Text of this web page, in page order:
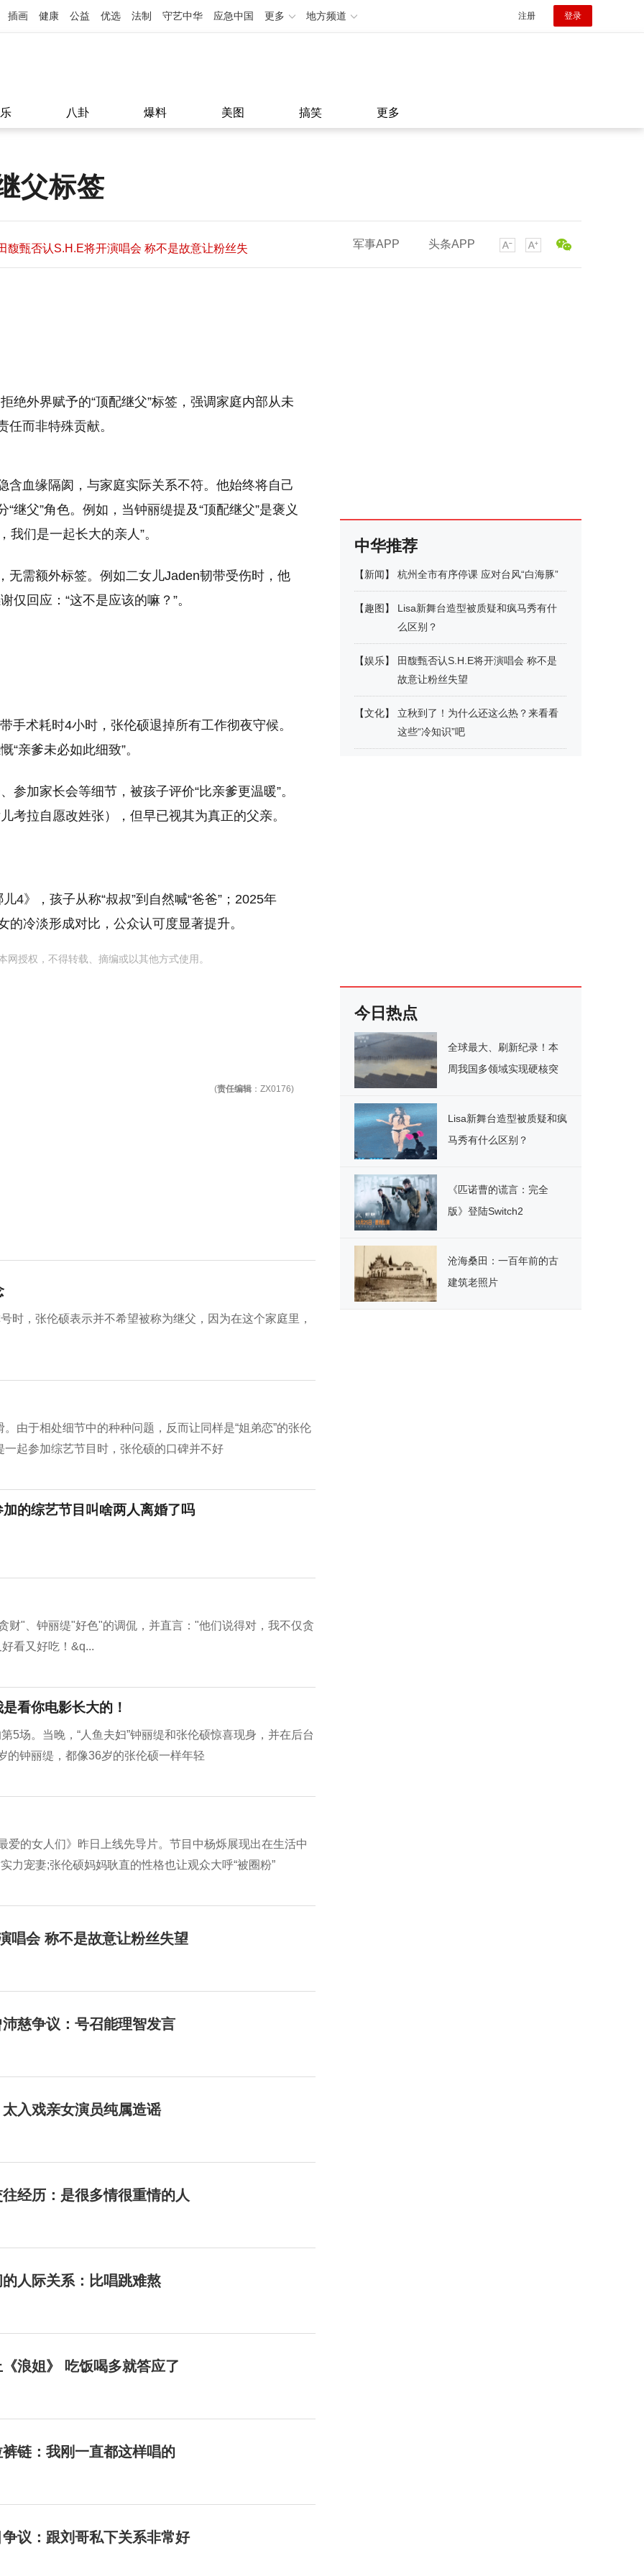
插画 健康 公益 优选 法制 守艺中华 应急中国 更多 地方频道 注册 登录
八卦 爆料 美图 搞笑 更多
父标签
馥甄否认S.H.E将开演唱会 称不是故意让粉丝失
11:08
馥甄否认S.H.E将开演唱会 称不是故意让粉丝失
军事APP 头条APP
绝外界赋予的“顶配继父”标签，强调家庭内部从未
任而非特殊贡献。
含血缘隔阂，与家庭实际关系不符。他始终将自己
继父”角色。例如，当钟丽缇提及“顶配继父”是褒义
我们是一起长大的亲人”。
无需额外标签。例如二女儿Jaden韧带受伤时，他
回应：“这不是应该的嘛？”。
手术耗时4小时，张伦硕退掉所有工作彻夜守候。
亲爹未必如此细致”。
参加家长会等细节，被孩子评价“比亲爹更温暖”。
考拉自愿改姓张），但早已视其为真正的父亲。
4》，孩子从称“叔叔”到自然喊“爸爸”；2025年
冷淡形成对比，公众认可度显著提升。
授权，不得转载、摘编或以其他方式使用。
(责任编辑 ：ZX0176)
时，张伦硕表示并不希望被称为继父，因为在这个家庭里，
由于相处细节中的种种问题，反而让同样是“姐弟恋”的张伦
起参加综艺节目时，张伦硕的口碑并不好
的综艺节目叫啥两人离婚了吗
财"、钟丽缇"好色"的调侃，并直言："他们说得对，我不仅贪
看又好吃！&q...
看你电影长大的！
5场。当晚，“人鱼夫妇”钟丽缇和张伦硕惊喜现身，并在后台
的钟丽缇，都像36岁的张伦硕一样年轻
女人们》昨日上线先导片。节目中杨烁展现出在生活中
力宠妻;张伦硕妈妈耿直的性格也让观众大呼“被圈粉”
唱会 称不是故意让粉丝失望
慈争议：号召能理智发言
入戏亲女演员纯属造谣
经历：是很多情很重情的人
人际关系：比唱跳难熬
浪姐》 吃饭喝多就答应了
链：我刚一直都这样唱的
议：跟刘哥私下关系非常好
中华推荐
【新闻】 杭州全市有序停课 应对台风“白海豚”
【趣图 】
Lisa新舞台造型被质疑和疯马秀有什
么区别？
【娱乐】
田馥甄否认S.H.E将开演唱会 称不是
故意让粉丝失望
【文化】
立秋到了！为什么还这么热？来看看
这些“冷知识”吧
今日热点
全球最大、刷新纪录！本
周我国多领域实现硬核突
Lisa新舞台造型被质疑和疯
马秀有什么区别？
《匹诺曹的谎言：完全
版》登陆Switch2
沧海桑田：一百年前的古
建筑老照片